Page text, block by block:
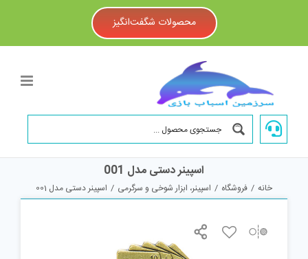
محصولات شگفت‌انگیز
اسپینر دستی مدل 001
خانه / فروشگاه / اسپینر، ابزار شوخی و سرگرمی / اسپینر دستی مدل 001